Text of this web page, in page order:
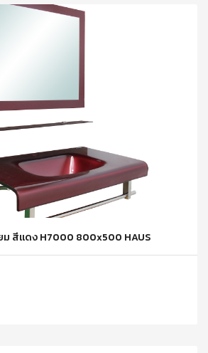
ยม สีแดง H7000 800x500 HAUS